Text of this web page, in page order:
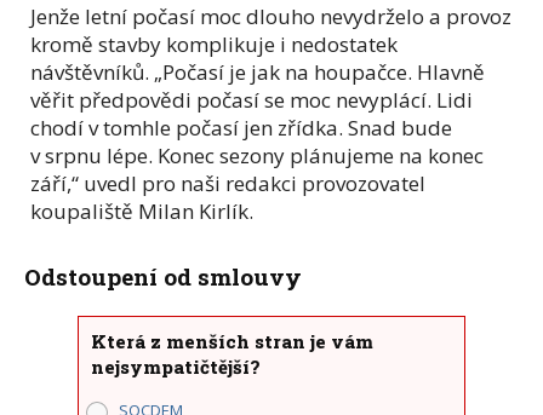
Jenže letní počasí moc dlouho nevydrželo a provoz
kromě stavby komplikuje i nedostatek
návštěvníků. „Počasí je jak na houpačce. Hlavně
věřit předpovědi počasí se moc nevyplácí. Lidi
chodí v tomhle počasí jen zřídka. Snad bude
v srpnu lépe. Konec sezony plánujeme na konec
září,“ uvedl pro naši redakci provozovatel
koupaliště Milan Kirlík.
Odstoupení od smlouvy
Která z menších stran je vám
nejsympatičtější?
SOCDEM